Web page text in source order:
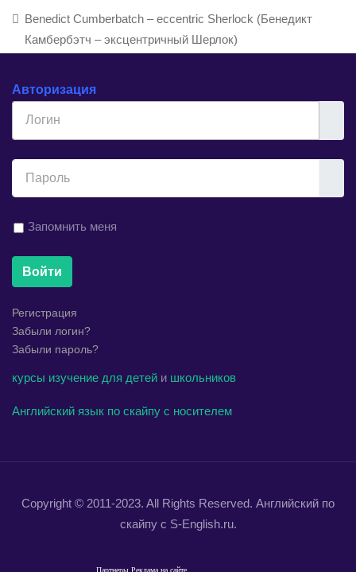
Benedict Cumberbatch – eccentric Sherlock (Бенедикт
Камбербэтч – эксцентричный Шерлок)
Авторизация
Запомнить меня
Войти
Регистрация
Забыли логин?
Забыли пароль?
курсы изучение для детей и школьников
Английский язык по скайпу с носителем
Copyright © 2011-2023. All Rights Reserved. Английский по
скайпу с S-English.ru.
Партнеры Реклама на сайте